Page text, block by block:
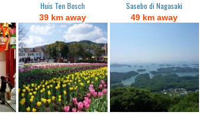
Huis Ten Bosch
39 km away
Sasebo di Nagasaki
49 km away